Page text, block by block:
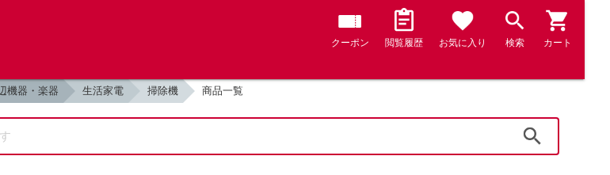
クーポン 閲覧履歴 お気に入り 検索 カート
機器・楽器 生活家電 掃除機 商品一覧